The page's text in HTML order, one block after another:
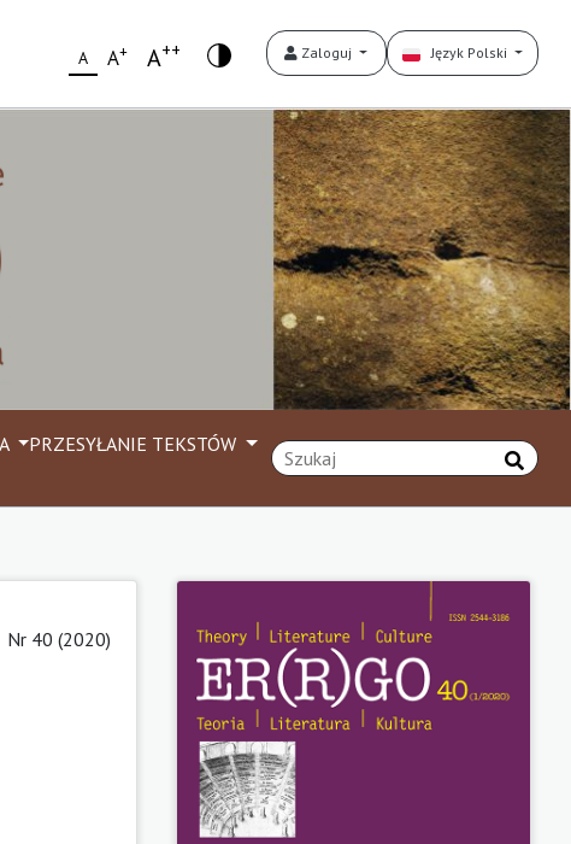
A A+ A++ Zaloguj Język Polski
PRZESYŁANIE TEKSTÓW
Nr 40 (2020)